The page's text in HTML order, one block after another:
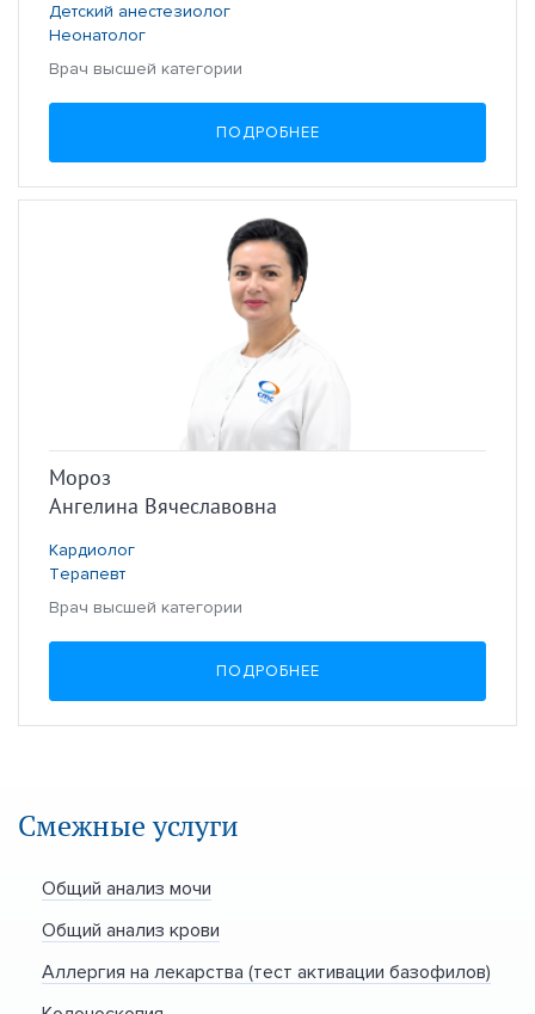
Детский анестезиолог
Неонатолог
Врач высшей категории
ПОДРОБНЕЕ
Мороз
Ангелина Вячеславовна
Кардиолог
Терапевт
Врач высшей категории
ПОДРОБНЕЕ
Смежные услуги
Общий анализ мочи
Общий анализ крови
Аллергия на лекарства (тест активации базофилов)